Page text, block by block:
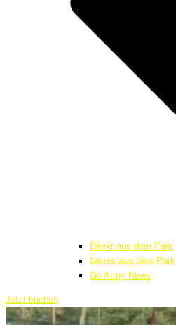
Direkt aus dem Park
Neues aus dem Park
Go Army News
Jetzt buchen